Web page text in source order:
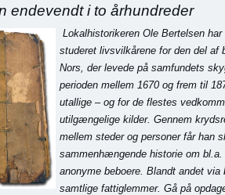
endevendt i to århundreder
Lokalhistorikeren Ole Bertelsen
studeret livsvilkårene for den del af
Nors, der levede på samfundets
perioden mellem 1670 og frem til
utallige – og for de flestes
utilgængelige kilder. Gennem
mellem steder og personerfår han
sammenhængende historie om bl.a.
anonyme beboere. Blandt andet via
samtlige fattiglemmer. Gå på